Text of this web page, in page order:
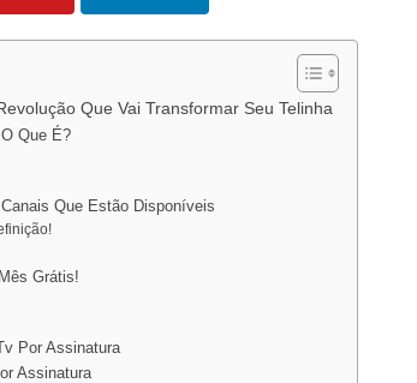
Que Vai Transformar Seu Telinha
Que É?
Que Estão Disponíveis
Grátis!
Por Assinatura
Assinatura